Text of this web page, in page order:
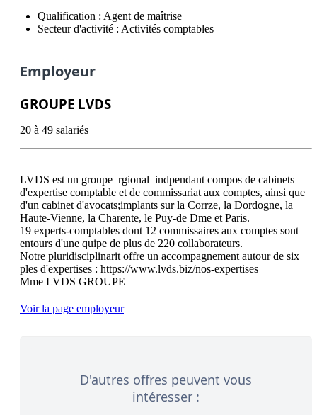
Qualification : Agent de maîtrise
Secteur d'activité : Activités comptables
Employeur
GROUPE LVDS
20 à 49 salariés
LVDS est un groupe  rgional  indpendant compos de cabinets
d'expertise comptable et de commissariat aux comptes, ainsi que
d'un cabinet d'avocats;implants sur la Corrze, la Dordogne, la
Haute-Vienne, la Charente, le Puy-de Dme et Paris.
19 experts-comptables dont 12 commissaires aux comptes sont
entours d'une quipe de plus de 220 collaborateurs.
Notre pluridisciplinarit offre un accompagnement autour de six
ples d'expertises : https://www.lvds.biz/nos-expertises
Voir la page employeur
D'autres offres peuvent vous
intéresser :